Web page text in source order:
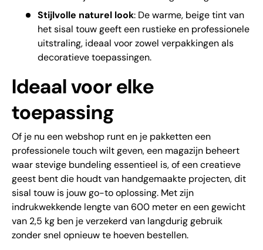
Stijlvolle naturel look: De warme, beige tint van
het sisal touw geeft een rustieke en professionele
uitstraling, ideaal voor zowel verpakkingen als
decoratieve toepassingen.
Ideaal voor elke
toepassing
Of je nu een webshop runt en je pakketten een
professionele touch wilt geven, een magazijn beheert
waar stevige bundeling essentieel is, of een creatieve
geest bent die houdt van handgemaakte projecten, dit
sisal touw is jouw go-to oplossing. Met zijn
indrukwekkende lengte van 600 meter en een gewicht
van 2,5 kg ben je verzekerd van langdurig gebruik
zonder snel opnieuw te hoeven bestellen.